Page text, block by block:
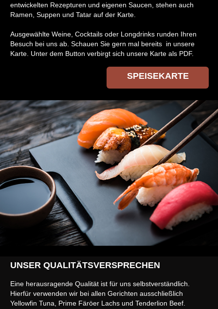
entwickelten Rezepturen und eigenen Saucen, stehen auch
Ramen, Suppen und Tatar auf der Karte.
Ausgewählte Weine, Cocktails oder Longdrinks runden Ihren
Besuch bei uns ab. Schauen Sie gern mal bereits in unsere
Karte. Unter dem Button verbirgt sich unsere Karte als PDF.
SPEISEKARTE
UNSER QUALITÄTSVERSPRECHEN
Eine herausragende Qualität ist für uns selbstverständlich.
Hierfür verwenden wir bei allen Gerichten ausschließlich
Yellowfin Tuna, Prime Färöer Lachs und Tenderlion Beef.